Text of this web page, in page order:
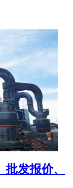
发报价、